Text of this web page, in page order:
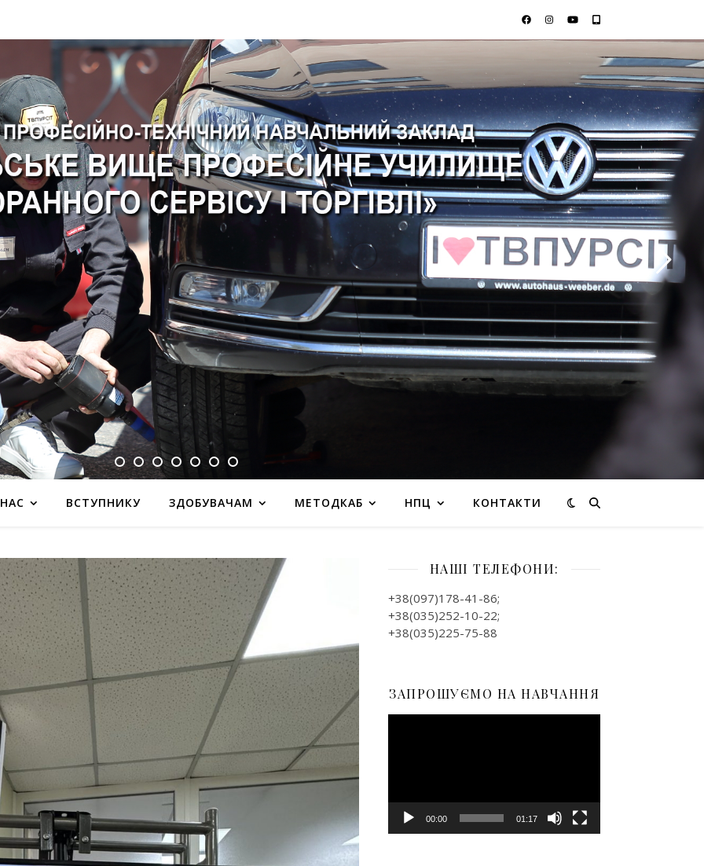
ВСТУПНИКУ ЗДОБУВАЧАМ МЕТОДКАБ НПЦ КОНТАКТИ
НАШІ ТЕЛЕФОНИ:
+38(097)178-41-86;
+38(035)252-10-22;
+38(035)225-75-88
ЗАПРОШУЄМО НА НАВЧАННЯ
00:00 01:17